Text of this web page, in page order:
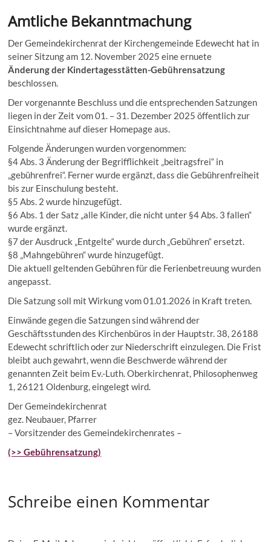
Amtliche Bekanntmachung
Der Gemeindekirchenrat der Kirchengemeinde Edewecht hat in
seiner Sitzung am 12. November 2025 eine ernuete
Änderung der Kindertagesstätten-Gebührensatzung
beschlossen.
Der vorgenannte Beschluss und die entsprechenden Satzungen
liegen in der Zeit vom 01. – 31. Dezember 2025 öffentlich zur
Einsichtnahme auf dieser Homepage aus.
Folgende Änderungen wurden vorgenommen:
§4 Abs. 3 Änderung der Begrifflichkeit „beitragsfrei“ in
„gebührenfrei“. Ferner wurde ergänzt, dass die Gebührenfreiheit
bis zur Einschulung besteht.
§5 Abs. 2 wurde hinzugefügt.
§6 Abs. 1 der Satz „alle Kinder, die nicht unter §4 Abs. 3 fallen“
wurde ergänzt.
§7 der Ausdruck „Entgelte“ wurde durch „Gebühren“ ersetzt.
§8 „Mahngebühren“ wurde hinzugefügt.
Die aktuell geltenden Gebühren für die Ferienbetreuung wurden
angepasst.
Die Satzung soll mit Wirkung vom 01.01.2026 in Kraft treten.
Einwände gegen die Satzungen sind während der
Geschäftsstunden des Kirchenbüros in der Hauptstr. 38, 26188
Edewecht schriftlich oder zur Niederschrift einzulegen. Die Frist
bleibt auch gewahrt, wenn die Beschwerde während der
genannten Zeit beim Ev.-Luth. Oberkirchenrat, Philosophenweg
1, 26121 Oldenburg, eingelegt wird.
Der Gemeindekirchenrat
gez. Neubauer, Pfarrer
– Vorsitzender des Gemeindekirchenrates –
(>> Gebührensatzung)
Schreibe einen Kommentar